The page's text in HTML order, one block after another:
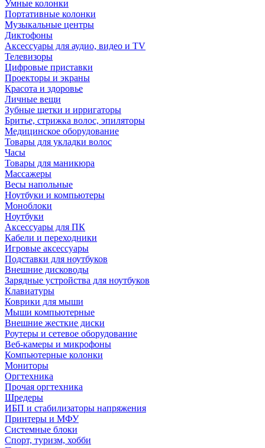
Умные колонки
Портативные колонки
Музыкальные центры
Диктофоны
Аксессуары для аудио, видео и TV
Телевизоры
Цифровые приставки
Проекторы и экраны
Красота и здоровье
Личные вещи
Зубные щетки и ирригаторы
Бритье, стрижка волос, эпиляторы
Медицинское оборудование
Товары для укладки волос
Часы
Товары для маникюра
Массажеры
Весы напольные
Ноутбуки и компьютеры
Моноблоки
Ноутбуки
Аксессуары для ПК
Кабели и переходники
Игровые аксессуары
Подставки для ноутбуков
Внешние дисководы
Зарядные устройства для ноутбуков
Клавиатуры
Коврики для мыши
Мыши компьютерные
Внешние жесткие диски
Роутеры и сетевое оборудование
Веб-камеры и микрофоны
Компьютерные колонки
Мониторы
Оргтехника
Прочая оргтехника
Шредеры
ИБП и стабилизаторы напряжения
Принтеры и МФУ
Системные блоки
Спорт, туризм, хобби